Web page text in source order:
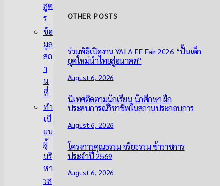
สูต
ร
ข้อ
มูล
สถ
า
น
ที่
ทำ
เนี
ยบ
ผู้
บริ
หา
รส
OTHER POSTS
ร่วมพิธีเปิดงาน YALA EF Fair 2026 “ปั้นเด็ก
ยุคใหม่นำไทยสู่อนาคต”
August 6, 2026
นิเทศติดตามนักเรียน นักศึกษา ฝึก
ประสบการณ์วิชาชีพในสถานประกอบการ
August 6, 2026
โครงการคุณธรรม จริยธรรม ข้าราชการ
ประจำปี 2569
August 6, 2026